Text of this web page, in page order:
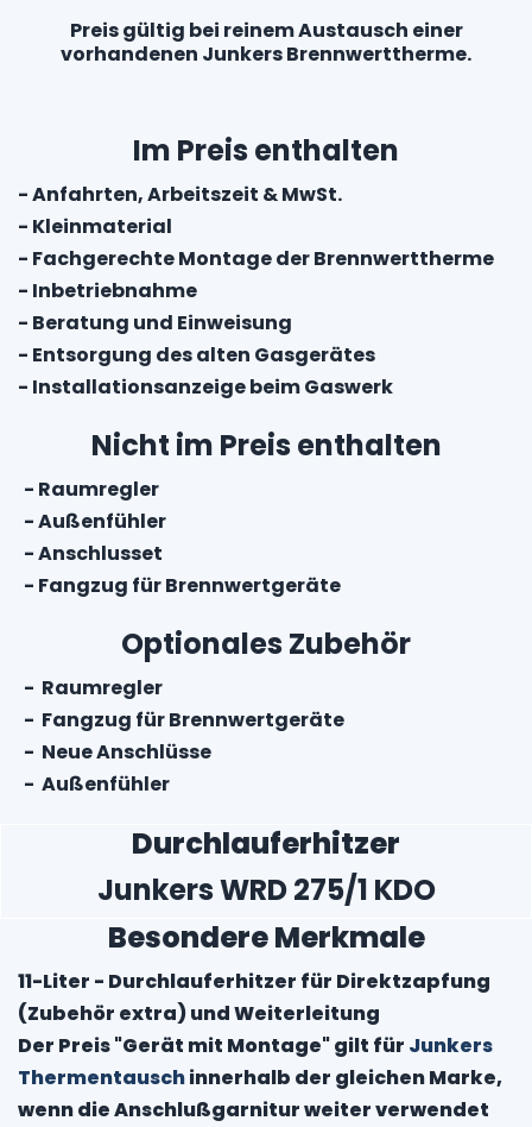
Preis gültig bei reinem Austausch einer
vorhandenen Junkers Brennwerttherme.
Im Preis enthalten
- Anfahrten, Arbeitszeit & MwSt.
- Kleinmaterial
- Fachgerechte Montage der Brennwerttherme
- Inbetriebnahme
- Beratung und Einweisung
- Entsorgung des alten Gasgerätes
- Installationsanzeige beim Gaswerk
Nicht im Preis enthalten
- Raumregler
- Außenfühler
- Anschlusset
- Fangzug für Brennwertgeräte
Optionales Zubehör
- Raumregler
- Fangzug für Brennwertgeräte
- Neue Anschlüsse
- Außenfühler
Durchlauferhitzer
Junkers WRD 275/1 KDO
Besondere Merkmale
11-Liter - Durchlauferhitzer für Direktzapfung
(Zubehör extra) und Weiterleitung
Der Preis "Gerät mit Montage" gilt für Junkers
Thermentauschinnerhalb der gleichen Marke,
wenn die Anschlußgarnitur weiter verwendet